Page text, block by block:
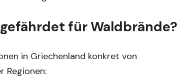
für Waldbrände?
in Griechenland konkret von
Regionen: